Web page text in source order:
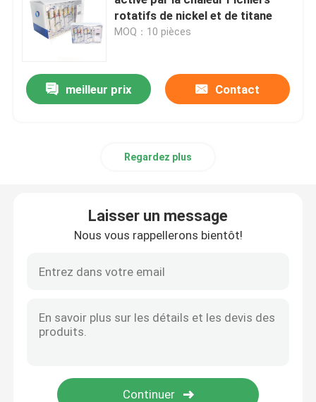
Micromotrice dentaire
air dentaire prophy
Machine d'implant dentaire
Système d'obturation
rotatifs de nickel et de titane
MOQ：10 pièces
meilleur prix Contact
Regardez plus
Laisser un message
Nous vous rappellerons bientôt!